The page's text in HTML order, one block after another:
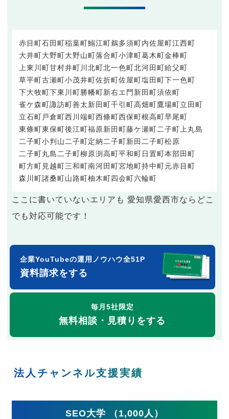
赤目町石田町稲葉町鰯江町鵜多須町内佐屋町江西町
大井町大野町大野山町落合町小津町葛木町金棒町
上東川町甘村井町 川北町北一色町北河田町給父町
草平町古瀬町小茂井町佐折町佐屋町塩田町下一色町
下大牧町下東川町勝幡町新右エ門新田町須依町
雀ケ森町諏訪町善太新田町千引町高畑町鷹場町立田町
立石町 戸倉町西川端町西條町西保町根高町早尾町
東條町東保町後江町福原新田町藤ケ瀬町二子町上丸島
二子町小判山 二子町定納 二子町新田 二子町松原
二子町丸島 二子町柳原渕高町平和町日置町本部田町
町方町 見越町三和町南河田町宮地町持中町元赤目町
森川町諸桑町山路町柚木町四会町六輪町
ここに書いていないエリアも 愛知県愛西市ならどこ
でも対応可能です！
企業YouTubeの運用ノウハウ全51P
資料請求をする
毎月5社限定
無料相談・見積りをする
法人チャンネル支援実績
SEO大学 （1,000人）